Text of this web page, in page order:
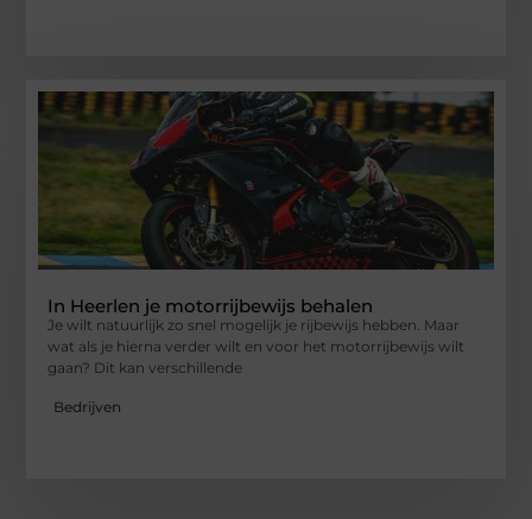
In Heerlen je motorrijbewijs behalen
Je wilt natuurlijk zo snel mogelijk je rijbewijs hebben. Maar
wat als je hierna verder wilt en voor het motorrijbewijs wilt
gaan? Dit kan verschillende
Bedrijven